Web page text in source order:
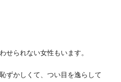
せられない女性もいます。
ずかしくて、つい目を逸らして